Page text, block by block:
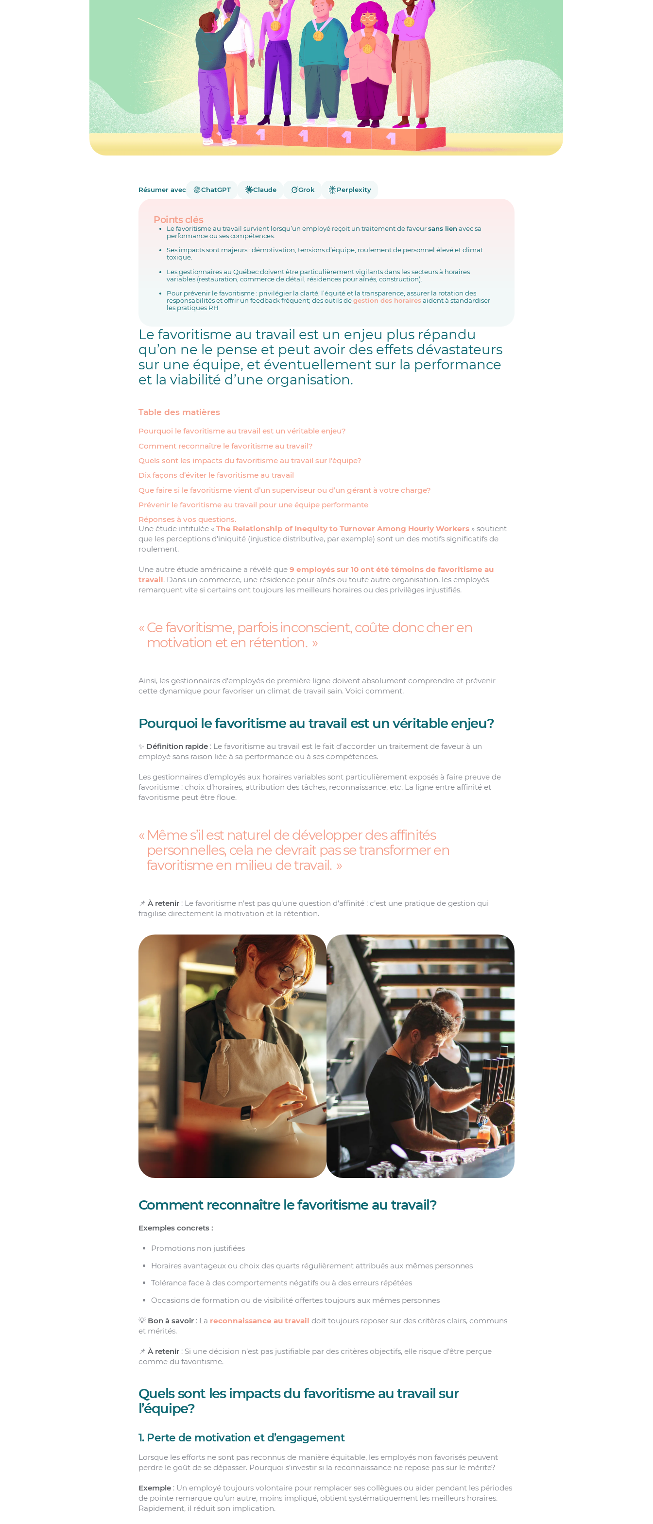
Résumer avec ChatGPT Claude Grok Perplexity
Points clés
Le favoritisme au travail survient lorsqu’un employé reçoit un traitement de faveursans lien avec sa
performance ou ses compétences.
Ses impacts sont majeurs : démotivation, tensions d’équipe, roulement de personnel élevé et climat
toxique.
Les gestionnaires au Québec doivent être particulièrement vigilants dans les secteurs à horaires
variables (restauration, commerce de détail, résidences pour aînés, construction).
Pour prévenir le favoritisme : privilégier la clarté, l’équité et la transparence, assurer la rotation des
responsabilités et offrir un feedback fréquent; des outils degestion des horairesaident à standardiser
les pratiques RH
Le favoritisme au travail est un enjeu plus répandu
qu’on ne le pense et peut avoir des effets dévastateurs
sur une équipe, et éventuellement sur la performance
et la viabilité d’une organisation.
Table des matières
Pourquoi le favoritisme au travail est un véritable enjeu?
Comment reconnaître le favoritisme au travail?
Quels sont les impacts du favoritisme au travail sur l’équipe?
Dix façons d’éviter le favoritisme au travail
Que faire si le favoritisme vient d’un superviseur ou d’un gérant à votre charge?
Prévenir le favoritisme au travail pour une équipe performante
Réponses à vos questions.
Une étude intitulée « The Relationship of Inequity to Turnover Among Hourly Workers» soutient
que les perceptions d’iniquité (injustice distributive, par exemple) sont un des motifs significatifs de
roulement.
Une autre étude américaine a révélé que 9 employés sur 10 ont été témoins de favoritisme au
travail. Dans un commerce, une résidence pour aînés ou toute autre organisation, les employés
remarquent vite si certains ont toujours les meilleurs horaires ou des privilèges injustifiés.
Ce favoritisme, parfois inconscient, coûte donc cher en
motivation et en rétention.
Ainsi, les gestionnaires d’employés de première ligne doivent absolument comprendre et prévenir
cette dynamique pour favoriser un climat de travail sain. Voici comment.
Pourquoi le favoritisme au travail est un véritable enjeu?
✨ Définition rapide: Le favoritisme au travail est le fait d’accorder un traitement de faveur à un
employé sans raison liée à sa performance ou à ses compétences.
Les gestionnaires d’employés aux horaires variables sont particulièrement exposés à faire preuve de
favoritisme : choix d’horaires, attribution des tâches, reconnaissance, etc. La ligne entre affinité et
favoritisme peut être floue.
Même s’il est naturel de développer des affinités
personnelles, cela ne devrait pas se transformer en
favoritisme en milieu de travail.
📌 À retenir: Le favoritisme n’est pas qu’une question d’affinité : c’est une pratique de gestion qui
fragilise directement la motivation et la rétention.
Comment reconnaître le favoritisme au travail?
Exemples concrets :
Promotions non justifiées
Horaires avantageux ou choix des quarts régulièrement attribués aux mêmes personnes
Tolérance face à des comportements négatifs ou à des erreurs répétées
Occasions de formation ou de visibilité offertes toujours aux mêmes personnes
💡 Bon à savoir: La reconnaissance au travail doit toujours reposer sur des critères clairs, communs
et mérités.
📌 À retenir: Si une décision n’est pas justifiable par des critères objectifs, elle risque d’être perçue
comme du favoritisme.
Quels sont les impacts du favoritisme au travail sur
l’équipe?
1. Perte de motivation et d’engagement
Lorsque les efforts ne sont pas reconnus de manière équitable, les employés non favorisés peuvent
perdre le goût de se dépasser. Pourquoi s’investir si la reconnaissance ne repose pas sur le mérite?
Exemple: Un employé toujours volontaire pour remplacer ses collègues ou aider pendant les périodes
de pointe remarque qu’un autre, moins impliqué, obtient systématiquement les meilleurs horaires.
Rapidement, il réduit son implication.